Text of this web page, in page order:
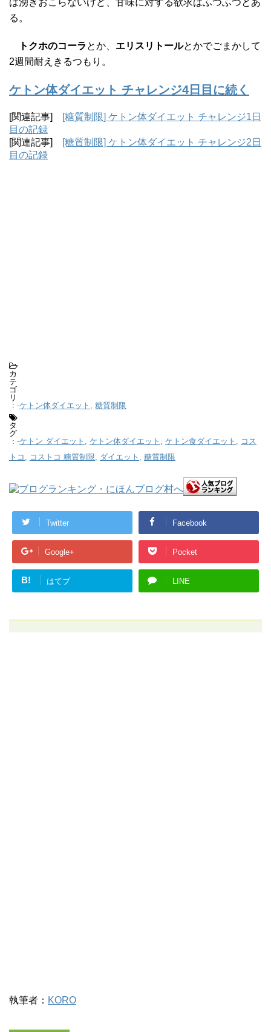
は湧きおこらないけど、甘味に対する欲求はふつふつとあ
る。
トクホのコーラ とか、 エリスリトールとかでごまかして
2週間耐えきるつもり。
ケトン体ダイエット チャレンジ4日目に続く
[関連記事]
[糖質制限] ケトン体ダイエット チャレンジ1日
目の記録
[関連記事]
[糖質制限] ケトン体ダイエット チャレンジ2日
目の記録
カ
テ
ゴ
リ
: -ケトン体ダイエット , 糖質制限
タ
グ
: -ケトン ダイエット , ケトン体ダイエット , ケトン食ダイエット , コス
トコ , コストコ 糖質制限, ダイエット , 糖質制限
Twitter Facebook
Google+ Pocket
B! はてブ LINE
執筆者： KORO